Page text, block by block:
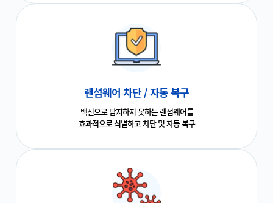
랜섬웨어 차단 / 자동 복구
백신으로 탐지하지 못하는 랜섬웨어를
효과적으로 식별하고 차단 및 자동 복구